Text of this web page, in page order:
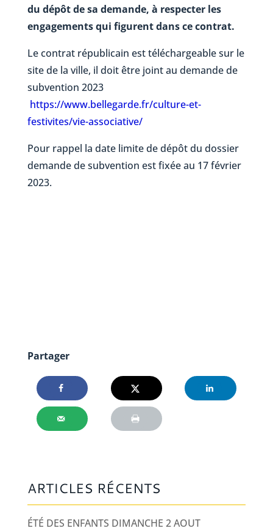
du dépôt de sa demande, à respecter les
engagements qui figurent dans ce contrat.
Le contrat républicain est téléchargeable sur le
site de la ville, il doit être joint au demande de
subvention 2023
https://www.bellegarde.fr/culture-et-
festivites/vie-associative/
Pour rappel la date limite de dépôt du dossier
demande de subvention est fixée au 17 février
2023.
Partager
ARTICLES RÉCENTS
ÉTÉ DES ENFANTS DIMANCHE 2 AOUT